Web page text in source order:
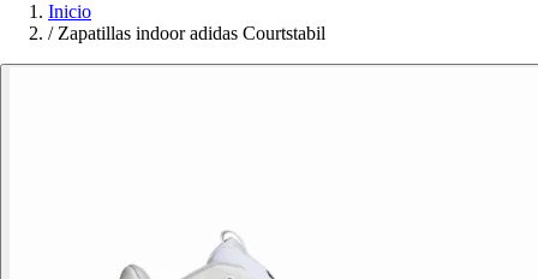
Inicio
/ Zapatillas indoor adidas Courtstabil